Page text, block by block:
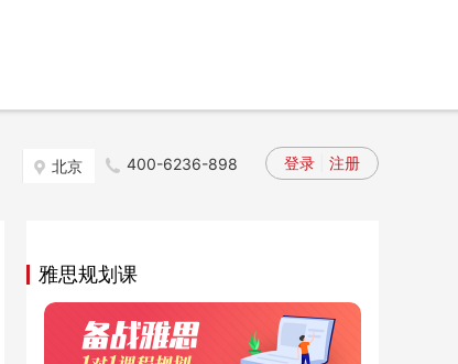
北京 400-6236-898 登录 注册
雅思规划课